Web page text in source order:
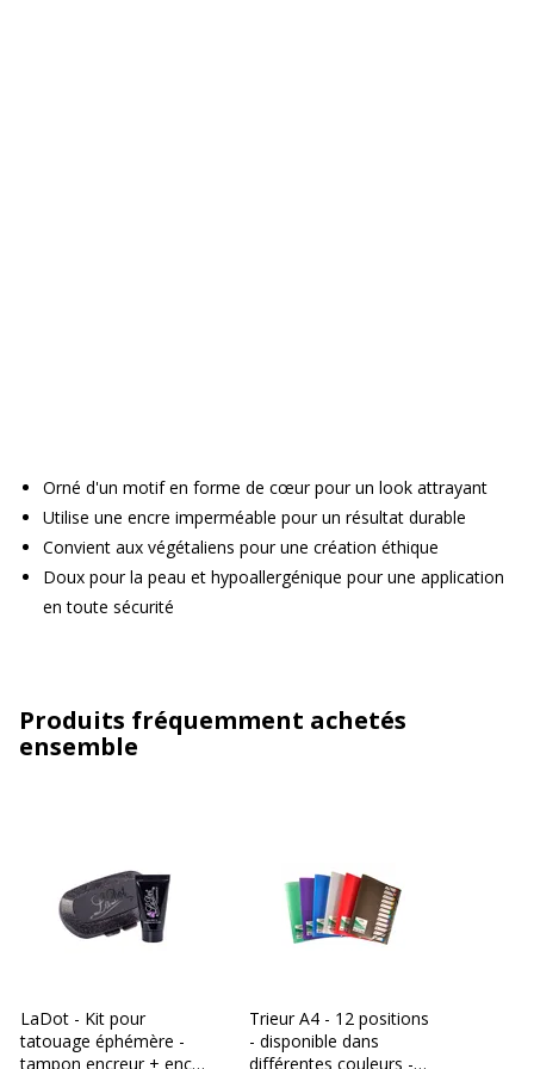
Orné d'un motif en forme de cœur pour un look attrayant
Utilise une encre imperméable pour un résultat durable
Convient aux végétaliens pour une création éthique
Doux pour la peau et hypoallergénique pour une application
en toute sécurité
Produits fréquemment achetés
ensemble
LaDot - Kit pour
tatouage éphémère -
tampon encreur + encre
Trieur A4 - 12 positions
- disponible dans
différentes couleurs -